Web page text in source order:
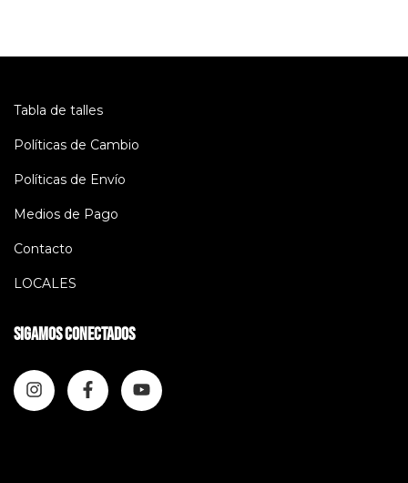
Tabla de talles
Políticas de Cambio
Políticas de Envío
Medios de Pago
Contacto
LOCALES
Sigamos conectados